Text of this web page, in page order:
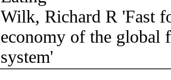
Wilk, Richard R 'Fast
economy of the global
system'